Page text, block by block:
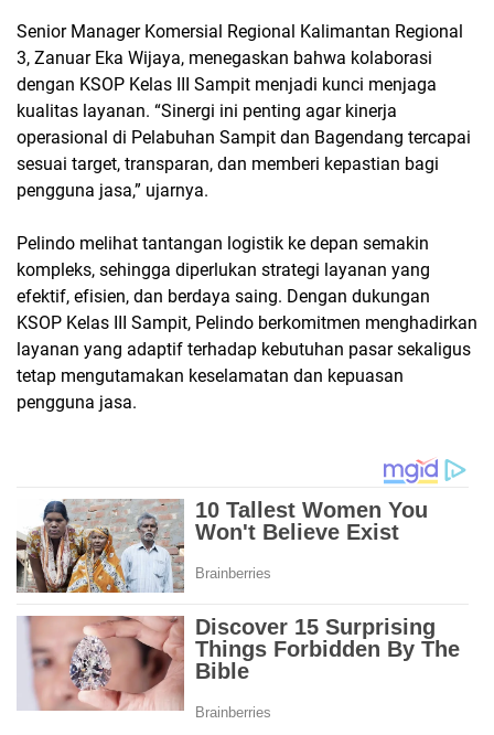
Senior Manager Komersial Regional Kalimantan Regional
3, Zanuar Eka Wijaya, menegaskan bahwa kolaborasi
dengan KSOP Kelas III Sampit menjadi kunci menjaga
kualitas layanan. “Sinergi ini penting agar kinerja
operasional di Pelabuhan Sampit dan Bagendang tercapai
sesuai target, transparan, dan memberi kepastian bagi
pengguna jasa,” ujarnya.
Pelindo melihat tantangan logistik ke depan semakin
kompleks, sehingga diperlukan strategi layanan yang
efektif, efisien, dan berdaya saing. Dengan dukungan
KSOP Kelas III Sampit, Pelindo berkomitmen menghadirkan
layanan yang adaptif terhadap kebutuhan pasar sekaligus
tetap mengutamakan keselamatan dan kepuasan
pengguna jasa.